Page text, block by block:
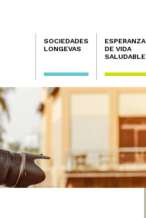
Navegación
principal
SOCIEDADES
LONGEVAS
ESPERANZA
DE VIDA
SALUDABLE